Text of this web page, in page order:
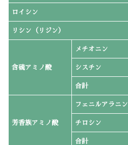
ロイシン
リシン（リジン）
含硫アミノ酸
メチオニン
シスチン
合計
芳香族アミノ酸
フェニルアラニン
チロシン
合計